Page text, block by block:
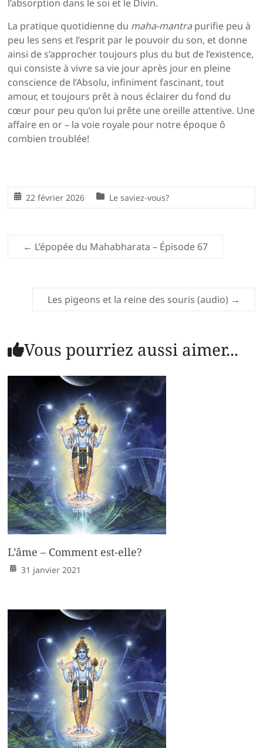
l’absorption dans le soi et le Divin.
La pratique quotidienne du maha-mantrapurifie peu à
peu les sens et l’esprit par le pouvoir du son, et donne
ainsi de s’approcher toujours plus du but de l’existence,
qui consiste à vivre sa vie jour après jour en pleine
conscience de l’Absolu, infiniment fascinant, tout
amour, et toujours prêt à nous éclairer du fond du
cœur pour peu qu’on lui prête une oreille attentive. Une
affaire en or – la voie royale pour notre époque ô
combien troublée!
22 février 2026 Le saviez-vous?
← L’épopée du Mahabharata – Épisode 67
Les pigeons et la reine des souris (audio) →
Vous pourriez aussi aimer...
L’âme – Comment est-elle?
31 janvier 2021